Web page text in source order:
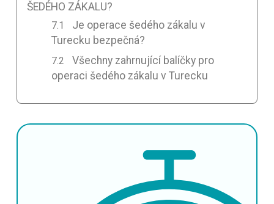
ŠEDÉHO ZÁKALU?
Je operace šedého zákalu v
Turecku bezpečná?
Všechny zahrnující balíčky pro
operaci šedého zákalu v Turecku